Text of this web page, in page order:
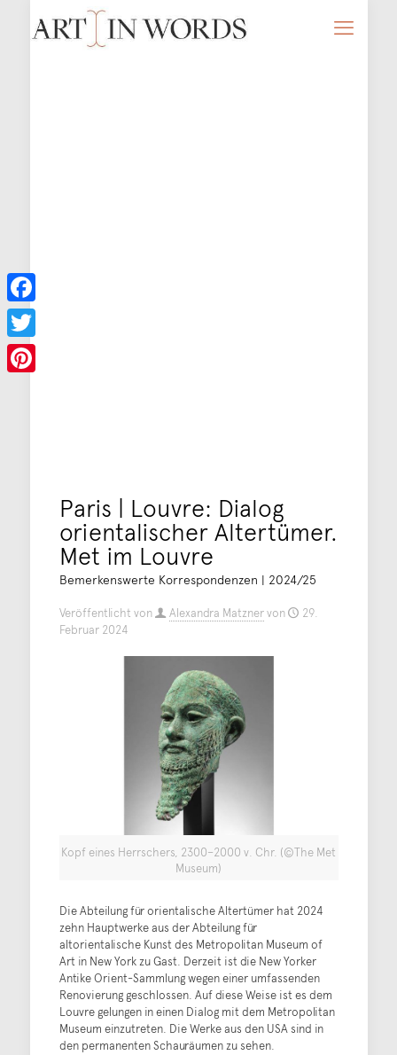
Paris | Louvre: Dialog
orientalischer Altertümer.
Met im Louvre
Bemerkenswerte Korrespondenzen | 2024/25
Veröffentlicht von Alexandra Matznervon
29.
Februar 2024
Kopf eines Herrschers, 2300–2000 v. Chr. (©The Met
Museum)
Die Abteilung für orientalische Altertümer hat 2024
zehn Hauptwerke aus der Abteilung für
altorientalische Kunst des Metropolitan Museum of
Art in New York zu Gast. Derzeit ist die New Yorker
Antike Orient-Sammlung wegen einer umfassenden
Renovierung geschlossen. Auf diese Weise ist es dem
Louvre gelungen in einen Dialog mit dem Metropolitan
Museum einzutreten. Die Werke aus den USA sind in
den permanenten Schauräumen zu sehen.
Facebook
Twitter